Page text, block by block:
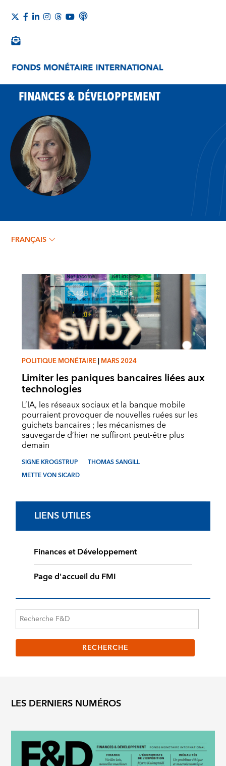
FINANCES & DÉVELOPPEMENT
SIGNE KROGSTRUP
FRANÇAIS
POLITIQUE MONÉTAIRE|MARS 2024
Limiter les paniques bancaires liées aux
technologies
L’IA, les réseaux sociaux et la banque mobile
pourraient provoquer de nouvelles ruées sur les
guichets bancaires ; les mécanismes de
sauvegarde d’hier ne suffiront peut-être plus
demain
SIGNE KROGSTRUP
THOMAS SANGILL
METTE VON SICARD
LIENS UTILES
Finances et Développement
Page d'accueil du FMI
LES DERNIERS NUMÉROS